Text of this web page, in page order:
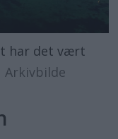
har det vært
Arkivbilde